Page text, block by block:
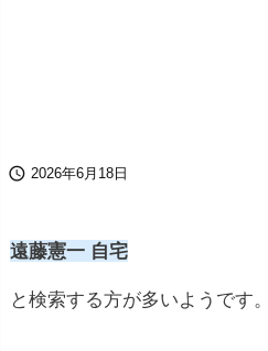
 2026年6月18日
遠藤憲一 自宅
と検索する方が多いようです。